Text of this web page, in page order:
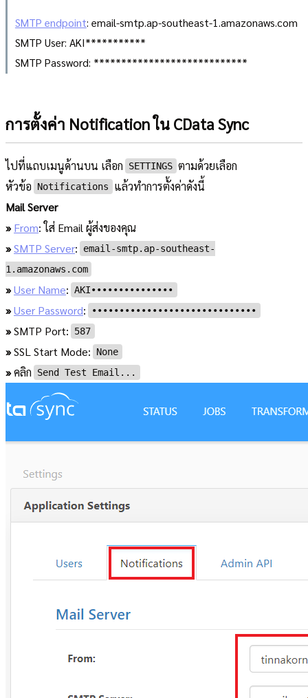
SMTP endpoint: email-smtp.ap-southeast-1.amazonaws.com
SMTP User: AKI***********
SMTP Password: ****************************
การตั้งค่า Notification ใน CData Sync
ไปที่แถบเมนูด้านบน เลือก SETTINGS ตามด้วยเลือก
หัวข้อ
Notifications
แล้วทำการตั้งค่าดังนี้
Mail Server
» From: ใส่ Email ผู้ส่งของคุณ
»SMTP Server:
email-smtp.ap-southeast-
1.amazonaws.com
»User Name: AKI•••••••••••••••
»User Password: ••••••••••••••••••••••••••••••
»SMTP Port: 587
»SSL Start Mode: None
»คลิก Send Test Email...